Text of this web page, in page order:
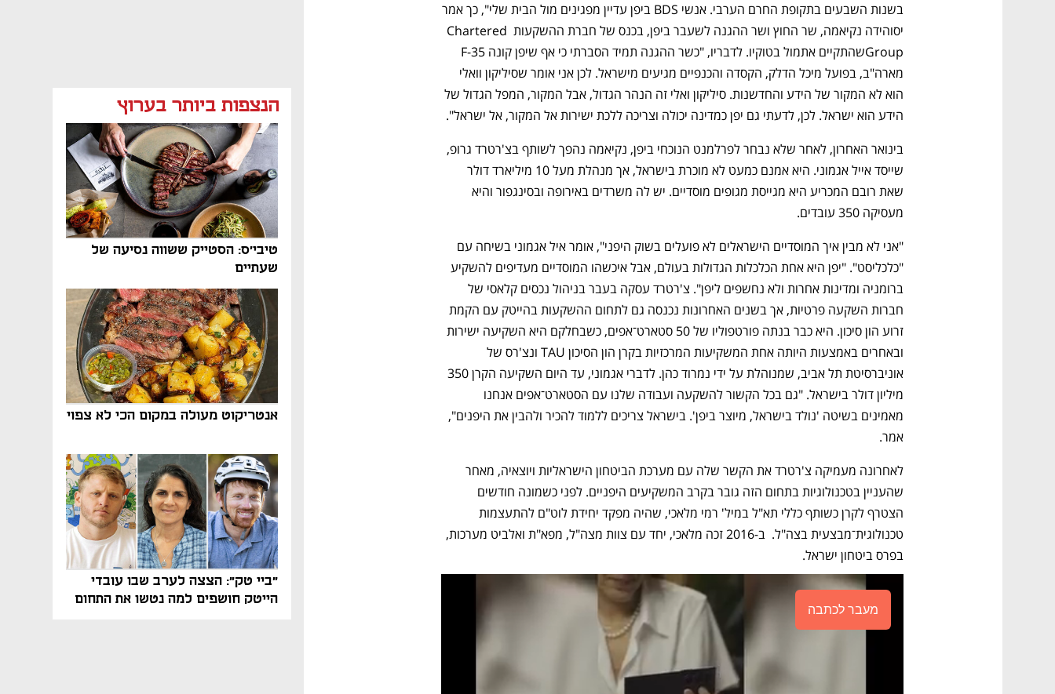
הנצפות ביותר בערוץ
טיבי'ס: הסטייק ששווה נסיעה של
שעתיים
אנטריקוט מעולה במקום הכי לא צפוי
"ביי טק": הצצה לערב שבו עובדי
הייטק חושפים למה נטשו את התחום
יסוהידה נקיאמה, שר החוץ ושר ההגנה לשעבר ביפן, בכנס של חברת ההשקעות Chartered
הידע הוא ישראל. לכן, לדעתי גם יפן כמדינה יכולה וצריכה ללכת ישירות אל המקור, אל ישראל".
מעסיקה 350 עובדים.
אמר.
בפרס ביטחון ישראל.
מעבר לכתבה